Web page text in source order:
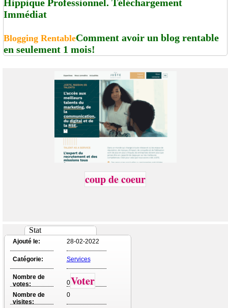
Hippique Professionnel. Téléchargement
Immédiat
Blogging RentableComment avoir un blog rentable
en seulement 1 mois!
coup de coeur
Stat
Ajouté le: 28-02-2022
Catégorie: Services
Nombre de
votes:
0Voter
Nombre de
visites:
0